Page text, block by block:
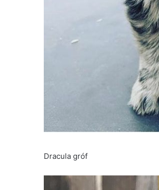
Dracula gróf